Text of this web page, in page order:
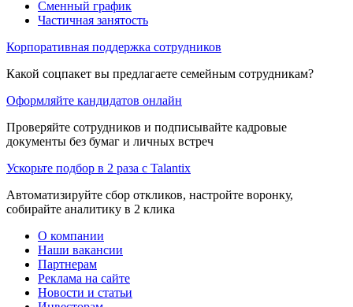
Сменный график
Частичная занятость
Корпоративная поддержка сотрудников
Какой соцпакет вы предлагаете семейным сотрудникам?
Оформляйте кандидатов онлайн
Проверяйте сотрудников и подписывайте кадровые
документы без бумаг и личных встреч
Ускорьте подбор в 2 раза с Talantix
Автоматизируйте сбор откликов, настройте воронку,
собирайте аналитику в 2 клика
О компании
Наши вакансии
Партнерам
Реклама на сайте
Новости и статьи